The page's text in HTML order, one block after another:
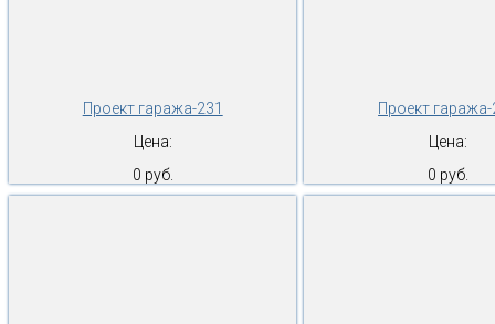
Проект гаража-231
Цена:
0 руб.
Проект
Цена:
0 руб.